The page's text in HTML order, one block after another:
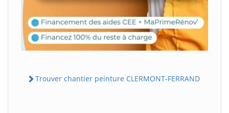
Trouver chantier peinture CLERMONT-FERRAND